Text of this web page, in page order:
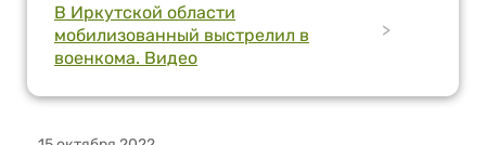
В Иркутской области
мобилизованный выстрелил в
военкома. Видео
>